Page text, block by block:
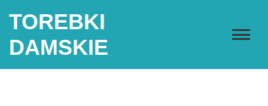
TOREBKI
DAMSKIE